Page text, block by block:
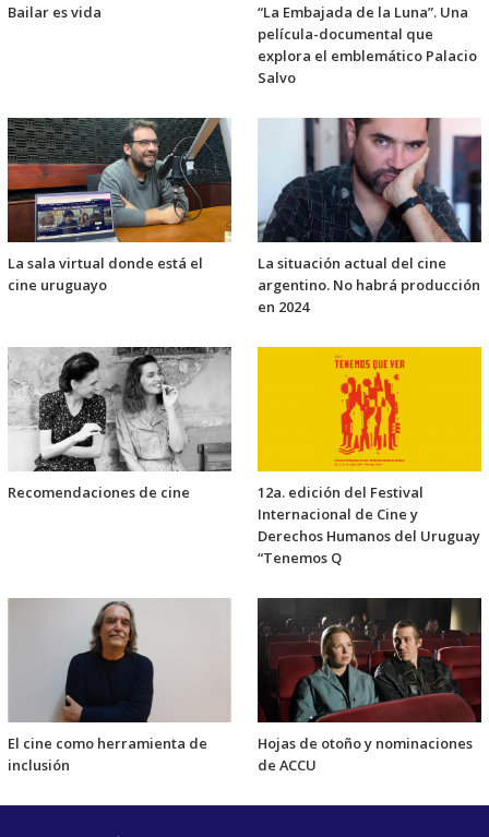
Bailar es vida
“La Embajada de la Luna”. Una
película-documental que
explora el emblemático Palacio
Salvo
La sala virtual donde está el
cine uruguayo
La situación actual del cine
argentino. No habrá producción
en 2024
Recomendaciones de cine
12a. edición del Festival
Internacional de Cine y
Derechos Humanos del Uruguay
“Tenemos Q
El cine como herramienta de
inclusión
Hojas de otoño y nominaciones
de ACCU